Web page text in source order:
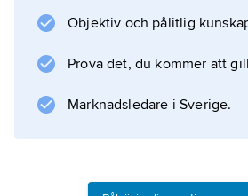
tyfoid.
Utslagen är 3–4 mm stora,
försvinner efter 12–24 timmar.
Objektiv och pålitlig
Prova det, du kommer att
Marknadsledare i Sverige.